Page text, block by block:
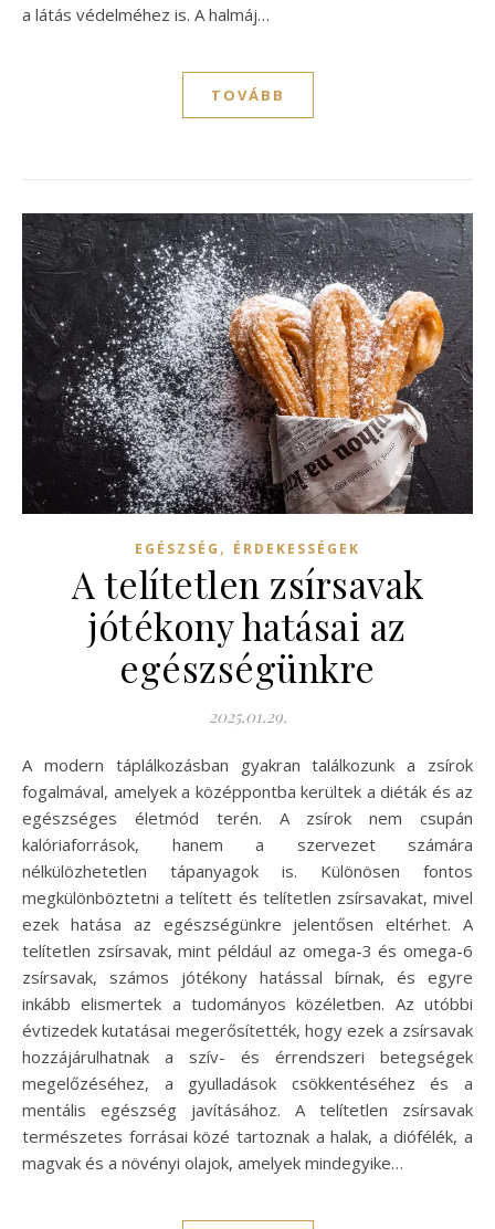
a látás védelméhez is. A halmáj…
TOVÁBB
EGÉSZSÉG , ÉRDEKESSÉGEK
A telítetlen zsírsavak
jótékony hatásai az
egészségünkre
2025.01.29.
A modern táplálkozásban gyakran találkozunk a zsírok
fogalmával, amelyek a középpontba kerültek a diéták és az
egészséges életmód terén. A zsírok nem csupán
kalóriaforrások, hanem a szervezet számára
nélkülözhetetlen tápanyagok is. Különösen fontos
megkülönböztetni a telített és telítetlen zsírsavakat, mivel
ezek hatása az egészségünkre jelentősen eltérhet. A
telítetlen zsírsavak, mint például az omega-3 és omega-6
zsírsavak, számos jótékony hatással bírnak, és egyre
inkább elismertek a tudományos közéletben. Az utóbbi
évtizedek kutatásai megerősítették, hogy ezek a zsírsavak
hozzájárulhatnak a szív- és érrendszeri betegségek
megelőzéséhez, a gyulladások csökkentéséhez és a
mentális egészség javításához. A telítetlen zsírsavak
természetes forrásai közé tartoznak a halak, a diófélék, a
magvak és a növényi olajok, amelyek mindegyike…